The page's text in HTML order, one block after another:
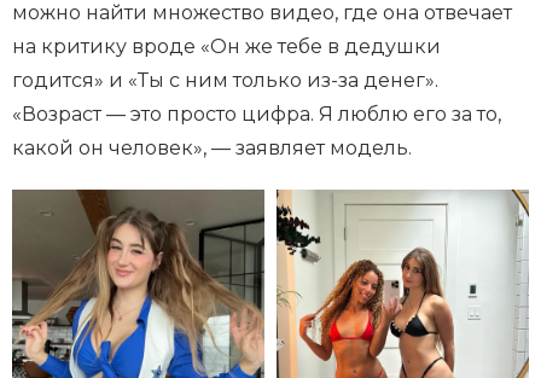
можно найти множество видео, где она отвечает
на критику вроде «Он же тебе в дедушки
годится» и «Ты с ним только из-за денег».
«Возраст — это просто цифра. Я люблю его за то,
какой он человек», — заявляет модель.